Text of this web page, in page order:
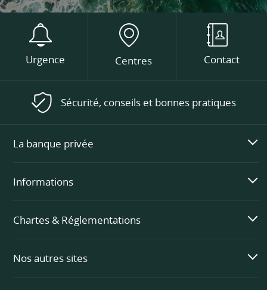
Urgence Centres Contact
Sécurité, conseils et bonnes pratiques
La banque privée
Informations
Chartes & Réglementations
Nos autres sites